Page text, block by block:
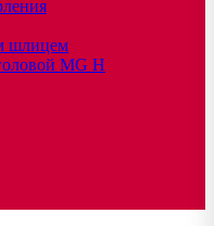
шлицем
MG H